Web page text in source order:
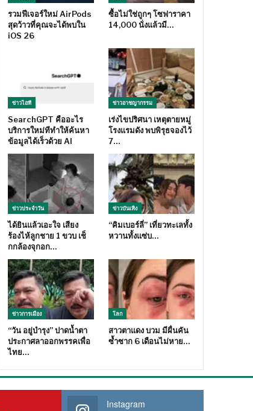
รวมฟีเจอร์ใหม่ AirPods
สุดว้าวที่คุณจะได้พบใน
iOS 26
ซื้อไม่ใช่ถูกๆ โซฟาราคา
14,000 นั่งแล้วมี…
ข่าวไอที
SearchGPT คืออะไร
บริการใหม่ทีทำให้ค้นหา
ข้อมูลได้เร็วด้วย AI
ข่าวอาชญากรรม
เร่งไขปริศนา เหตุตายหมู่
โรงแรมดัง พบพิรุธจองไว้
7…
ข่าวประจำวัน
ได้ยินแล้วเอะใจ เสียง
ร้องไห้ลูกชาย 1 ขวบ เช็
กกล้องจุกอก…
ข่าวบันเทิง
“คิมเบอร์ลี่” เที่ยวทะเลทั้ง
หวานทั้งแซ่บ…
ข่าวการเมือง
“วัน อยู่บำรุง” ปาดน้ำตา
ประกาศลาออกพรรคเพื่อ
ไทย…
โลก
สาวตาแดง บวม มีผื่นคัน
ซ้ำซาก 6 เดือนไม่หาย…
Instagram